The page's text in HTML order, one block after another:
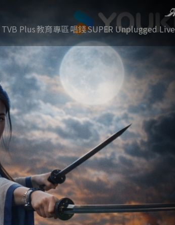
TVB Plus教育專區唱錢SUPER Unplugged Live